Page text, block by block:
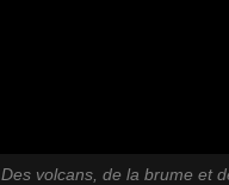
Des volcans, de la brume et